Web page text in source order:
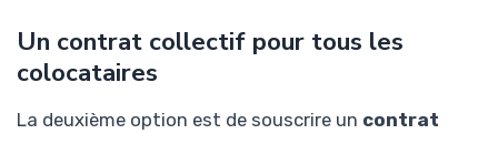
Un contrat collectif pour tous les
colocataires
La deuxième option est de souscrire un contrat